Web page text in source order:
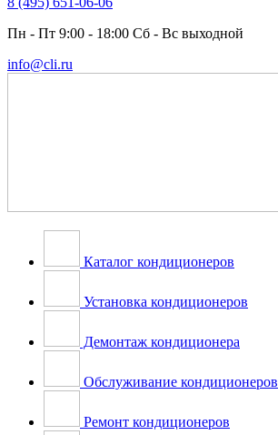
Пн - Пт 9:00 - 18:00 Сб - Вс выходной
info@cli.ru
Каталог кондиционеров
Установка кондиционеров
Демонтаж кондиционера
Обслуживание кондиционеров
Ремонт кондиционеров